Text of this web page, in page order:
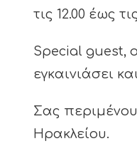
τις 12.00 έως
Special guest,
εγκαινιάσει
Σας
Ηρακλείου.